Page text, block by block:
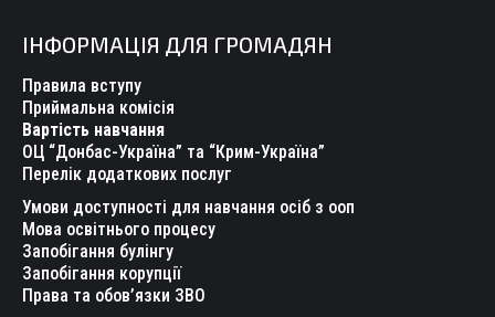
opens
in
new
window
opens
in
new
window
opens
in
new
window
opens
in
new
window
opens
new
opens
ІНФОРМАЦІЯ ДЛЯ ГРОМАДЯН
Правила вступу
Приймальна комісія
Вартість навчання
ОЦ “Донбас-Україна” та “Крим-Україна”
Перелік додаткових послуг
Умови доступності для навчання осіб з ооп
Мова освітнього процесу
Запобігання булінгу
Запобігання корупції
Права та обов’язки ЗВО